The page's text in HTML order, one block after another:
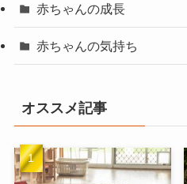
赤ちゃんの成長
赤ちゃんの気持ち
オススメ記事